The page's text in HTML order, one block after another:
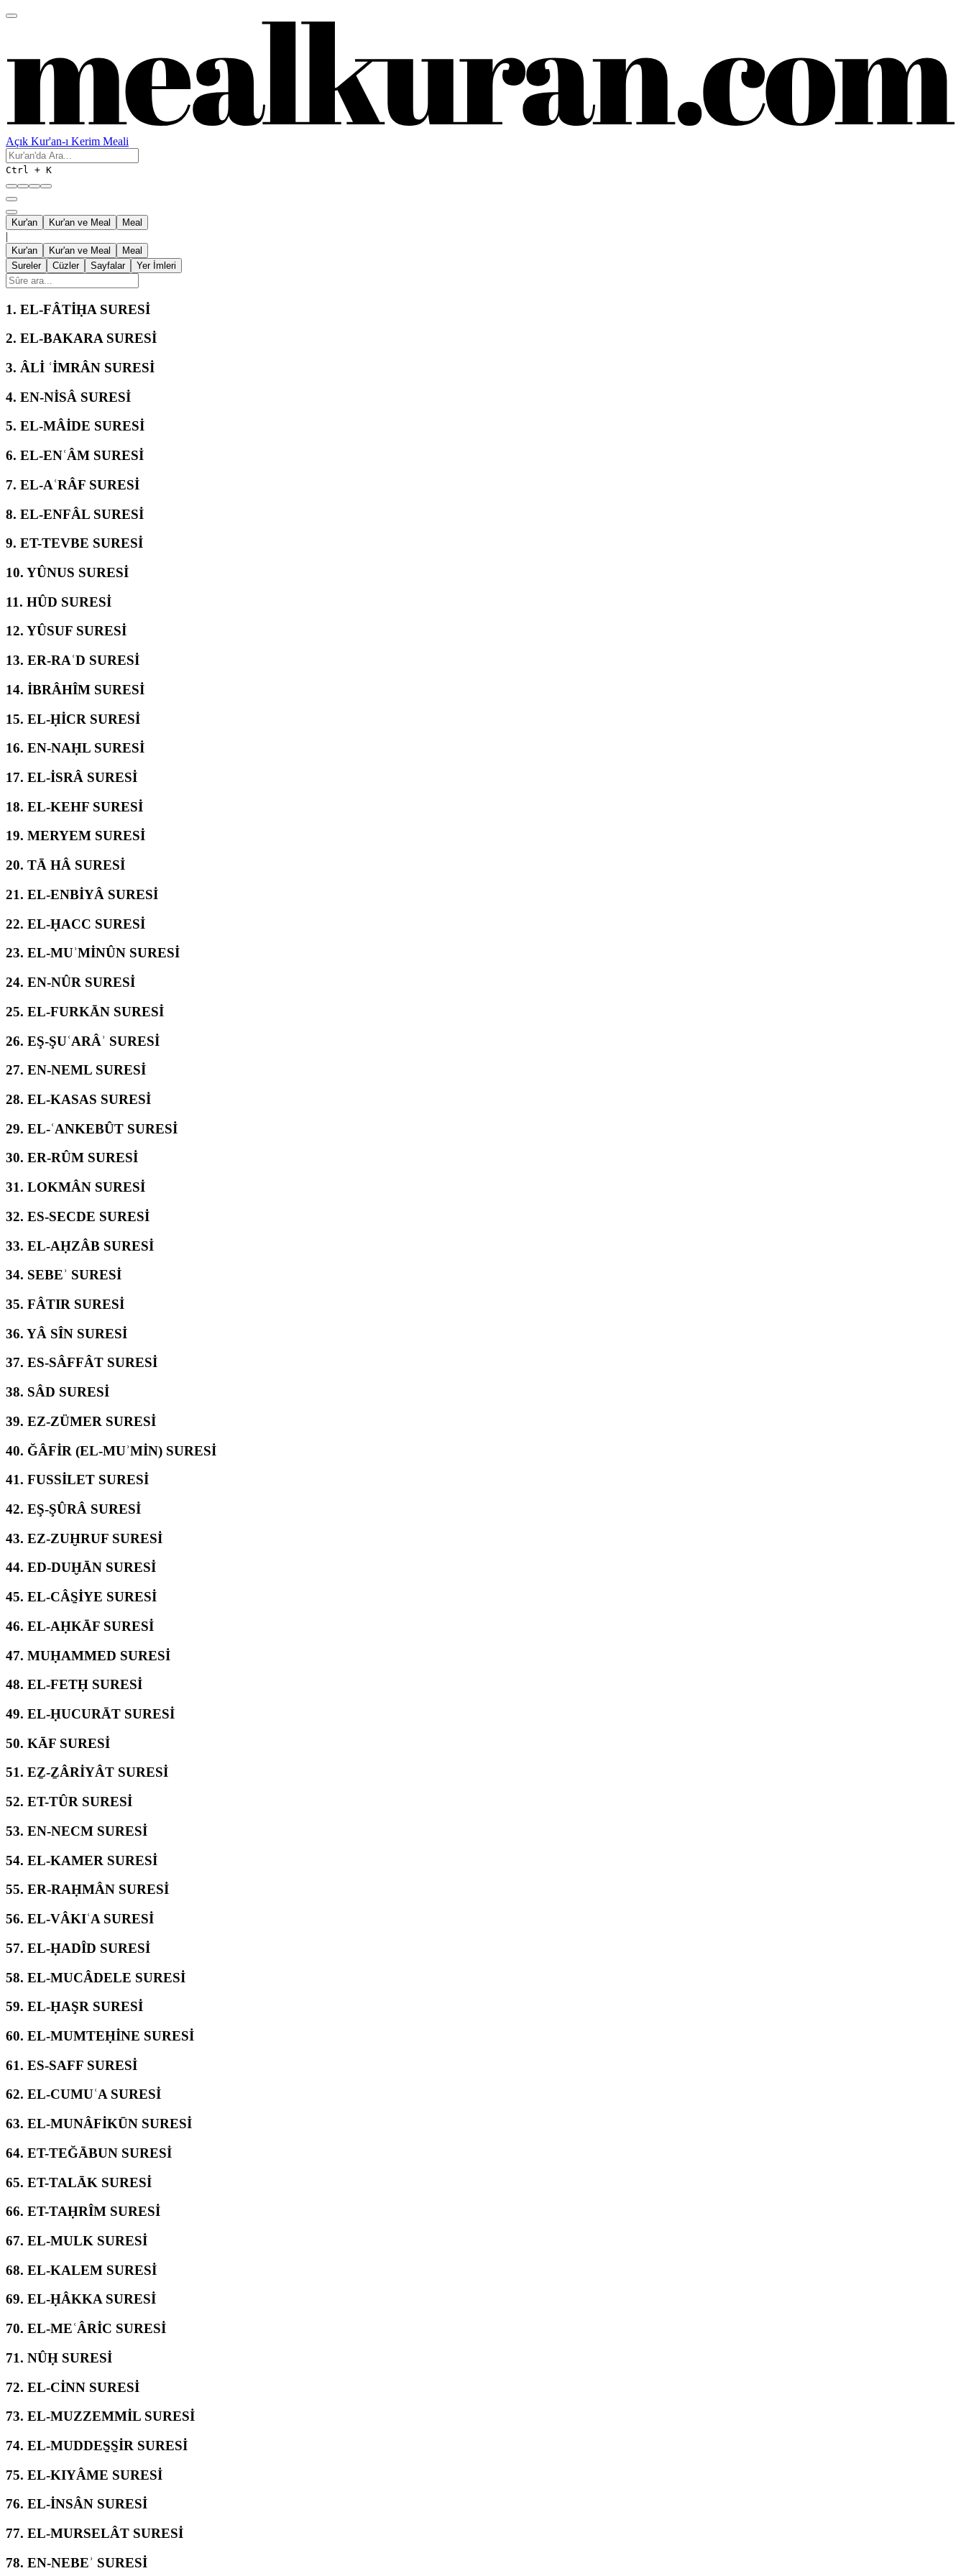
Açık Kur'an-ı Kerim Meali
Ctrl + K
Kur'an Kur'an ve Meal Meal
|
Kur'an Kur'an ve Meal
Meal
Sureler
Cüzler Sayfalar Yer İmleri
1. EL-FÂTİḤA SURESİ
2. EL-BAKARA SURESİ
3. ÂLİ ʿİMRÂN SURESİ
4. EN-NİSÂ SURESİ
5. EL-MÂİDE SURESİ
6. EL-ENʿÂM SURESİ
7. EL-AʿRÂF SURESİ
8. EL-ENFÂL SURESİ
9. ET-TEVBE SURESİ
10. YÛNUS SURESİ
11. HÛD SURESİ
12. YÛSUF SURESİ
13. ER-RAʿD SURESİ
14. İBRÂHÎM SURESİ
15. EL-ḤİCR SURESİ
16. EN-NAḤL SURESİ
17. EL-İSRÂ SURESİ
18. EL-KEHF SURESİ
19. MERYEM SURESİ
20. TĀ HÂ SURESİ
21. EL-ENBİYÂ SURESİ
22. EL-ḤACC SURESİ
23. EL-MUʾMİNÛN SURESİ
24. EN-NÛR SURESİ
25. EL-FURKĀN SURESİ
26. EŞ-ŞUʿARÂʾ SURESİ
27. EN-NEML SURESİ
28. EL-KASAS SURESİ
29. EL-ʿANKEBÛT SURESİ
30. ER-RÛM SURESİ
31. LOKMÂN SURESİ
32. ES-SECDE SURESİ
33. EL-AḤZÂB SURESİ
34. SEBEʾ SURESİ
35. FÂTIR SURESİ
36. YÂ SÎN SURESİ
37. ES-SÂFFÂT SURESİ
38. SÂD SURESİ
39. EZ-ZÜMER SURESİ
40. ĞÂFİR (EL-MUʾMİN) SURESİ
41. FUSSİLET SURESİ
42. EŞ-ŞÛRÂ SURESİ
43. EZ-ZUḪRUF SURESİ
44. ED-DUḪĀN SURESİ
45. EL-CÂS̱İYE SURESİ
46. EL-AḤKĀF SURESİ
47. MUḤAMMED SURESİ
48. EL-FETḤ SURESİ
49. EL-ḤUCURĀT SURESİ
50. KĀF SURESİ
51. EẔ-ẔÂRİYÂT SURESİ
52. ET-TÛR SURESİ
53. EN-NECM SURESİ
54. EL-KAMER SURESİ
55. ER-RAḤMÂN SURESİ
56. EL-VÂKIʿA SURESİ
57. EL-ḤADÎD SURESİ
58. EL-MUCÂDELE SURESİ
59. EL-ḤAŞR SURESİ
60. EL-MUMTEḤİNE SURESİ
61. ES-SAFF SURESİ
62. EL-CUMUʿA SURESİ
63. EL-MUNÂFİKŪN SURESİ
64. ET-TEĞĀBUN SURESİ
65. ET-TALĀK SURESİ
66. ET-TAḤRÎM SURESİ
67. EL-MULK SURESİ
68. EL-KALEM SURESİ
69. EL-ḤÂKKA SURESİ
70. EL-MEʿÂRİC SURESİ
71. NÛḤ SURESİ
72. EL-CİNN SURESİ
73. EL-MUZZEMMİL SURESİ
74. EL-MUDDES̱S̱İR SURESİ
75. EL-KIYÂME SURESİ
76. EL-İNSÂN SURESİ
77. EL-MURSELÂT SURESİ
78. EN-NEBEʾ SURESİ